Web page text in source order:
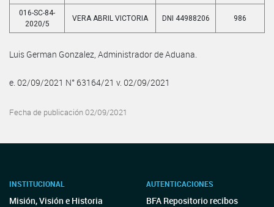
016-SC-84-
2020/5
VERA ABRIL VICTORIA DNI 44988206 986
Luis German Gonzalez, Administrador de Aduana.
e. 02/09/2021 N° 63164/21 v. 02/09/2021
Fecha de publicación 02/09/2021
INSTITUCIONAL
Misión, Visión e Historia
AUTENTICACIONES
BFA Repositorio recibos